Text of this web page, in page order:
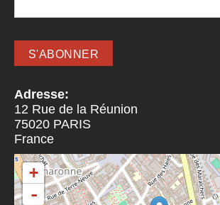
Adresse:
12 Rue de la Réunion
75020 PARIS
France
+
-